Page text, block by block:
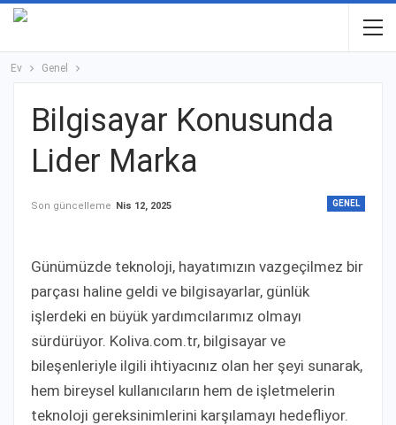
Ev Genel
Bilgisayar Konusunda
Lider Marka
GENEL
Son güncelleme Nis 12, 2025
Günümüzde teknoloji, hayatımızın vazgeçilmez bir
parçası haline geldi ve bilgisayarlar, günlük
işlerdeki en büyük yardımcılarımız olmayı
sürdürüyor. Koliva.com.tr, bilgisayar ve
bileşenleriyle ilgili ihtiyacınız olan her şeyi sunarak,
hem bireysel kullanıcıların hem de işletmelerin
teknoloji gereksinimlerini karşılamayı hedefliyor.